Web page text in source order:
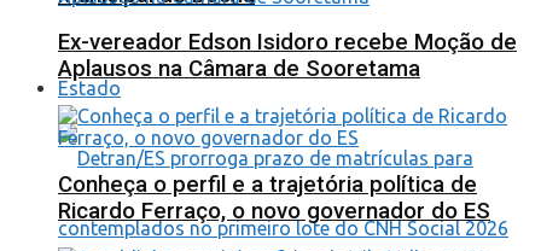
Estado
Ex-vereador Edson Isidoro recebe Moção de
Aplausos na Câmara de Sooretama
Conheça o perfil e a trajetória política de
Ricardo Ferraço, o novo governador do ES